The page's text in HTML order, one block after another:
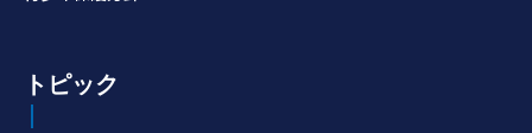
トピック